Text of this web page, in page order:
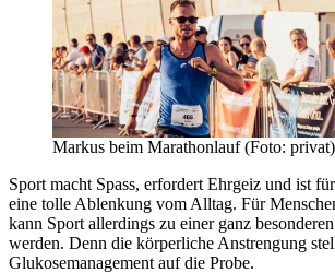
Markus beim Marathonlauf (Foto: privat)
Sport macht Spass, erfordert Ehrgeiz und ist
eine tolle Ablenkung vom Alltag. Für
kann Sport allerdings zu einer ganz
werden. Denn die körperliche Anstrengung
Glukosemanagement auf die Probe.